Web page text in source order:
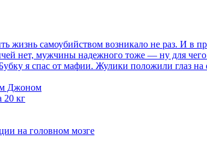
самоубийством возникало не раз. И в
нет, мужчины надежного тоже — ну для чего
я спас от мафии. Жулики положили глаз на
Джоном
20 кг
на головном мозге